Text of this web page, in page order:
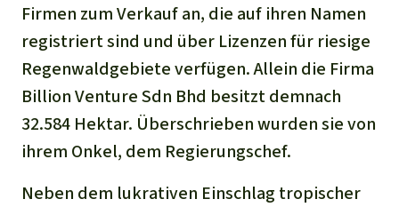
Firmen zum Verkauf an, die auf ihren Namen
registriert sind und über Lizenzen für riesige
Regenwaldgebiete verfügen. Allein die Firma
Billion Venture Sdn Bhd besitzt demnach
32.584 Hektar. Überschrieben wurden sie von
ihrem Onkel, dem Regierungschef.
Neben dem lukrativen Einschlag tropischer